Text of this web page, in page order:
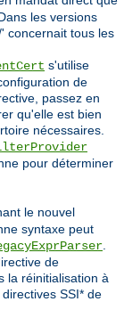
les versions
concernait tous les
s'utilise
de
passez en
qu'elle est bien
nécessaires.
pour déterminer
le nouvel
syntaxe peut
de
la réinitialisation à
SSI* de